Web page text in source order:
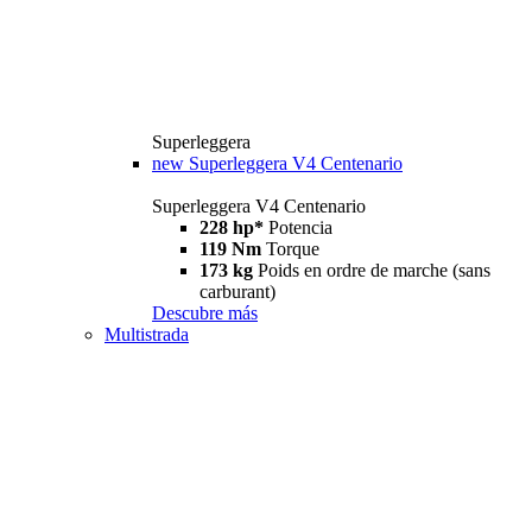
Superleggera
new Superleggera V4 Centenario
Superleggera V4 Centenario
228 hp* Potencia
119 Nm Torque
173 kg Poids en ordre de marche (sans
carburant)
Descubre más
Multistrada